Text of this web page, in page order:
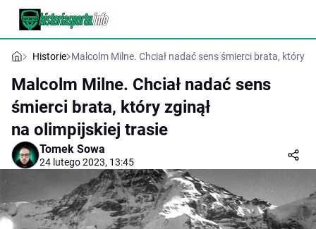
Historie Malcolm Milne. Chciał nadać sens śmierci brata, który
Malcolm Milne. Chciał nadać sens
śmierci brata, który zginął
na olimpijskiej trasie
Tomek Sowa
24 lutego 2023, 13:45